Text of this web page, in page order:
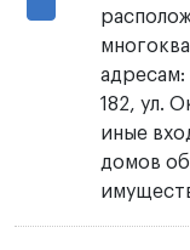
адресам:
182, ул.
иные
домов